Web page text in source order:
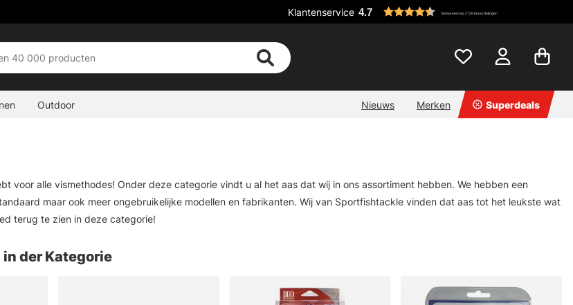
Klantenservice 4.7 Gebaseerd op 2728 beoordelingen
Outdoor Nieuws Merken Superdeals
voor alle vismethodes! Onder deze categorie vindt u al het aas dat wij in ons assortiment hebben. We hebben een
maar ook meer ongebruikelijke modellen en fabrikanten. Wij van Sportfishtackle vinden dat aas tot het leukste wat
terug te zien in deze categorie!
der Kategorie